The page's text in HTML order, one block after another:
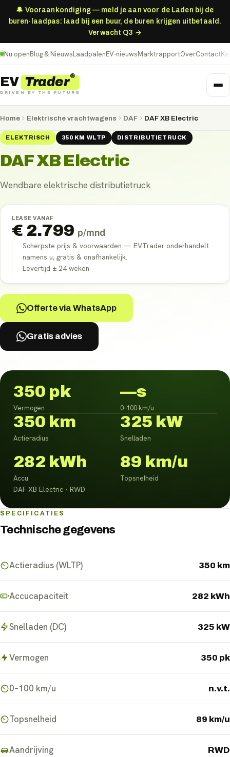
🔔 Vooraankondiging — meld je aan voor de Laden bij de
buren-laadpas: laad bij een buur, de buren krijgen uitbetaald.
Verwacht Q3 →
Nu openBlog & NieuwsLaadpalenEV-nieuwsMarktrapportOverContact
EV Trader®
DRIVEN BY THE FUTURE
Home Elektrische vrachtwagens DAF DAF XB Electric
ELEKTRISCH 350 KM WLTP DISTRIBUTIETRUCK
DAF XB Electric
Wendbare elektrische distributietruck
LEASE VANAF
€ 2.799 p/mnd
Scherpste prijs & voorwaarden — EVTrader onderhandelt
namens u, gratis & onafhankelijk.
Levertijd ± 24 weken
Offerte via WhatsApp
Gratis advies
350 pk
Vermogen
—s
0–100 km/u
350 km
Actieradius
325 kW
Snelladen
282 kWh
Accu
89 km/u
Topsnelheid
DAF XB Electric · RWD
SPECIFICATIES
Technische gegevens
Actieradius (WLTP) 350 km
Accucapaciteit 282 kWh
Snelladen (DC) 325 kW
Vermogen 350 pk
0–100 km/u n.v.t.
Topsnelheid 89 km/u
Aandrijving RWD